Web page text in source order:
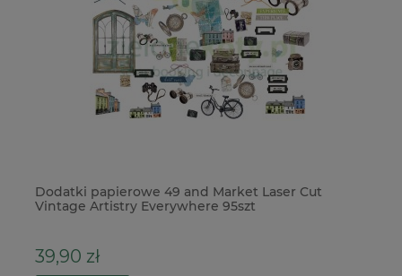
Dodatki papierowe 49 and Market Laser Cut
Vintage Artistry Everywhere 95szt
39,90 zł